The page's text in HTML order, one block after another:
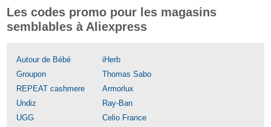
Les codes promo pour les magasins
semblables à Aliexpress
Autour de Bébé
iHerb
Groupon
Thomas Sabo
REPEAT cashmere
Armorlux
Undiz
Ray-Ban
UGG
Celio France